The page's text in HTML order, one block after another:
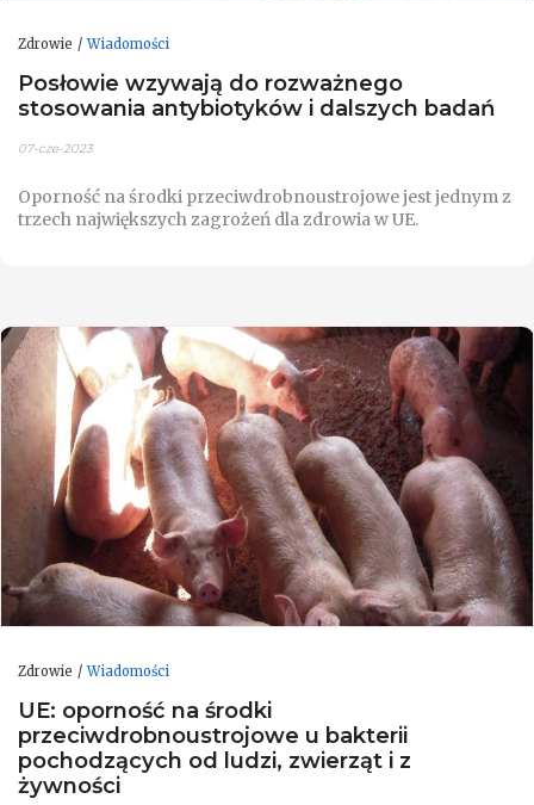
Zdrowie Wiadomości
Posłowie wzywają do rozważnego
stosowania antybiotyków i dalszych badań
07-cze-2023
Oporność na środki przeciwdrobnoustrojowe jest jednym z
trzech największych zagrożeń dla zdrowia w UE.
Zdrowie Wiadomości
UE: oporność na środki
przeciwdrobnoustrojowe u bakterii
pochodzących od ludzi, zwierząt i z
żywności